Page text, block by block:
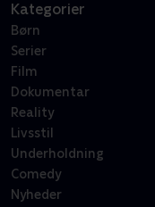
Kategorier
Børn
Serier
Film
Dokumentar
Reality
Livsstil
Underholdning
Comedy
Nyheder